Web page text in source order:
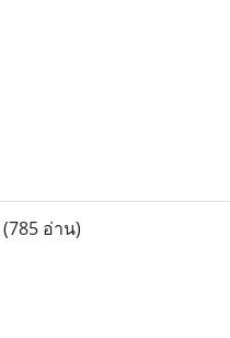
(785 อ่าน)